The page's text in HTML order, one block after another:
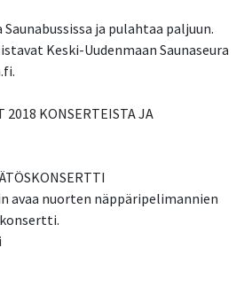
ja pulahtaa paljuun.
Keski-Uudenmaan Saunaseura
2018 KONSERTEISTA JA
avaa nuorten näppäripelimannien